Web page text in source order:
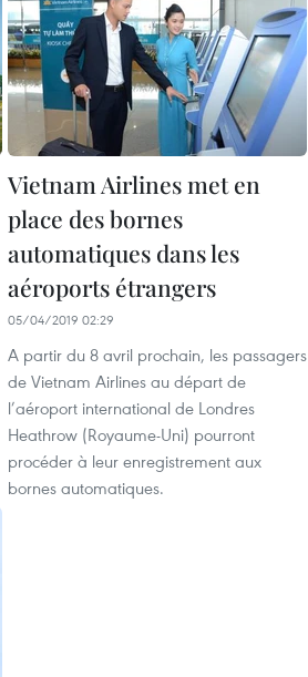
Vietnam Airlines met en
place des bornes
automatiques dans les
aéroports étrangers
05/04/2019 02:29
A partir du 8 avril prochain, les passagers
de Vietnam Airlines au départ de
l’aéroport international de Londres
Heathrow (Royaume-Uni) pourront
procéder à leur enregistrement aux
bornes automatiques.